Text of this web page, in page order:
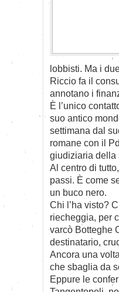
lobbisti. Ma i
Riccio fa il
annotano i
È l’unico
suo antico
settimana dal
romane con il
giudiziaria della
Al centro di
passi. È come
un buco nero.
Chi l’ha visto?
riecheggia, per
varcò Botteghe
destinatario,
Ancora una
che sbaglia da
Eppure le